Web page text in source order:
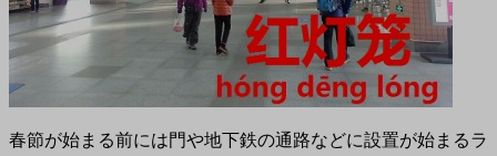
春節が始まる前には門や地下鉄の通路などに設置が始まるラ